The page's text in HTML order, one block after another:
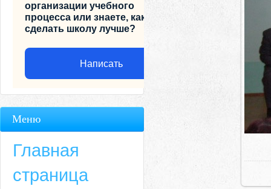
организации учебного
процесса или знаете, как
сделать школу лучше?
Написать
Меню
Главная
страница